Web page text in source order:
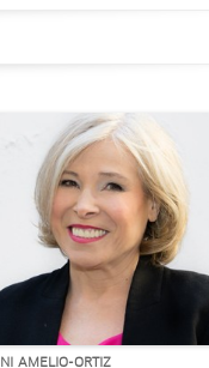
AMELIO-ORTIZ